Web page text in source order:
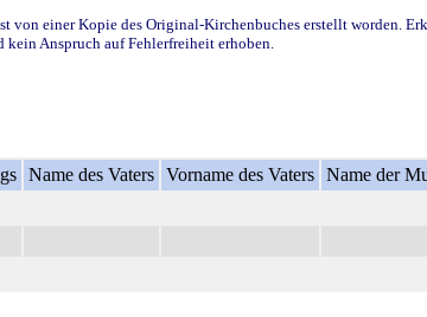
einer Kopie des Original-Kirchenbuches erstellt worden.
Anspruch auf Fehlerfreiheit erhoben.
Name des Vaters Vorname des Vaters Name der